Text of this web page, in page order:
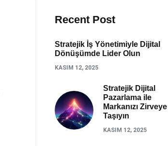
Recent Post
Stratejik İş Yönetimiyle Dijital
Dönüşümde Lider Olun
KASIM 12, 2025
Stratejik Dijital
Pazarlama ile
Markanızı Zirveye
Taşıyın
KASIM 12, 2025